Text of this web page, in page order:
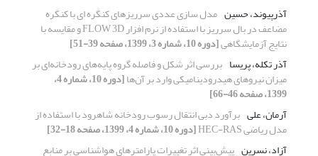
آذرپیوند، حسین مدل سازی عددی سرریزهای کنگره ای با کنگره
مضاعف در بال سرریز با استفاده از نرم افزار FLOW 3D و مقایسه با
نتایج آزمایشگاهی[دوره 10، شماره 3، 1399، صفحه 39-51]
آذر تکله، پریسا بررسی اثر شکل و فاصله گروه پایه‌های رودخانه‌ای بر
میزان نیروهای هیدرودینامیکی وارد بر آن‌ها [دوره 10، شماره 4،
1399، صفحه 46-66]
آرمان، علی برآورد دبی انتقال رسوب رودخانه شاهرود با استفاده از
مدل ریاضی HEC-RAS
[دوره 10، شماره 4، 1399، صفحه 18-32]
آزاد، نسرین پیش‌بینی اثر تغییرات پارامترهای هواشناسی بر منابع